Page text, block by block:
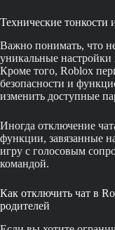
Технические тонкости
Важно понимать, что
уникальные
Кроме того, Roblox
безопасности и
изменить доступные
Иногда отключение
функции, завязанные
игру с голосовым
командой.
Как отключить чат в
родителей